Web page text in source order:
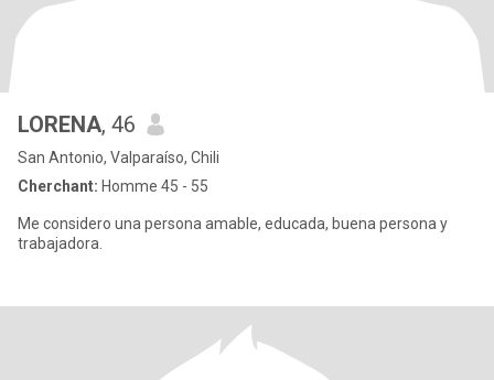
LORENA, 46
San Antonio, Valparaíso, Chili
Cherchant: Homme 45 - 55
Me considero una persona amable, educada, buena persona y
trabajadora.